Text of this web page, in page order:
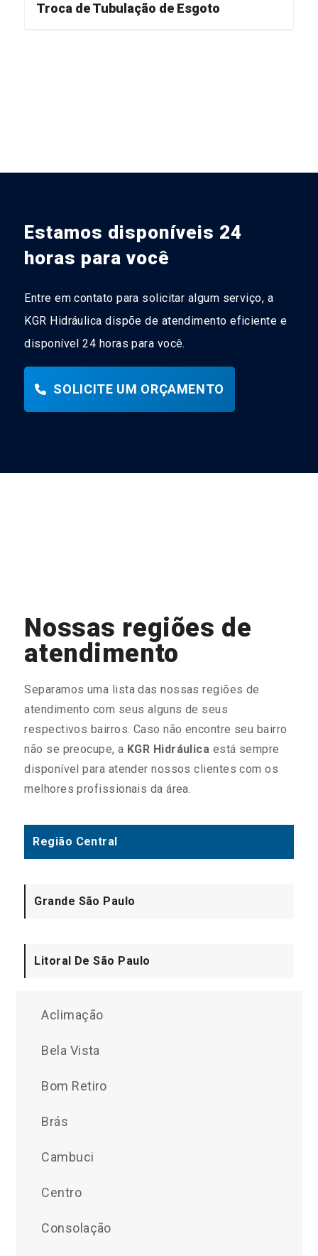
Troca de Tubulação de Esgoto
Estamos disponíveis 24
horas para você
Entre em contato para solicitar algum serviço, a
KGR Hidráulica dispõe de atendimento eficiente e
disponível 24 horas para você.
SOLICITE UM ORÇAMENTO
Nossas regiões de
atendimento
Separamos uma lista das nossas regiões de
atendimento com seus alguns de seus
respectivos bairros. Caso não encontre seu bairro
não se preocupe, a KGR Hidráulica está sempre
disponível para atender nossos clientes com os
melhores profissionais da área.
Região Central
Grande São Paulo
Litoral De São Paulo
Aclimação
Bela Vista
Bom Retiro
Brás
Cambuci
Centro
Consolação